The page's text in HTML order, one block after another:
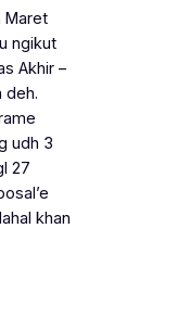
Maret
ngikut
Akhir –
deh.
udh 3
27
khan